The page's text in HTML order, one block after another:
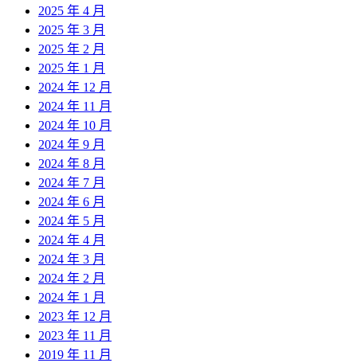
2025 年 4 月
2025 年 3 月
2025 年 2 月
2025 年 1 月
2024 年 12 月
2024 年 11 月
2024 年 10 月
2024 年 9 月
2024 年 8 月
2024 年 7 月
2024 年 6 月
2024 年 5 月
2024 年 4 月
2024 年 3 月
2024 年 2 月
2024 年 1 月
2023 年 12 月
2023 年 11 月
2019 年 11 月